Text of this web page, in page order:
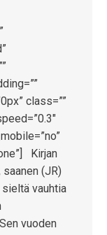
class=””
Kirjan
(JR)
vauhtia
vuoden